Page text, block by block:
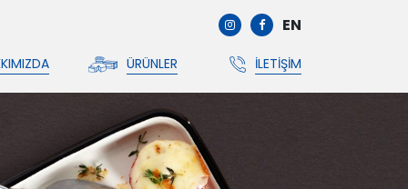
EN
ÜRÜNLER İLETIŞIM